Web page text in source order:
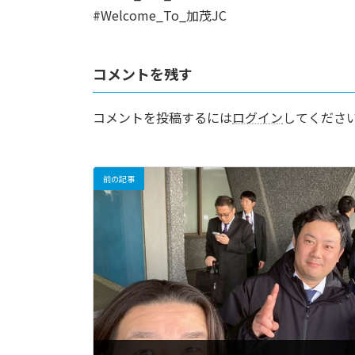
#Welcome_To_加茂JC
コメントを残す
コメントを投稿するにはログインしてくださ
前の記事